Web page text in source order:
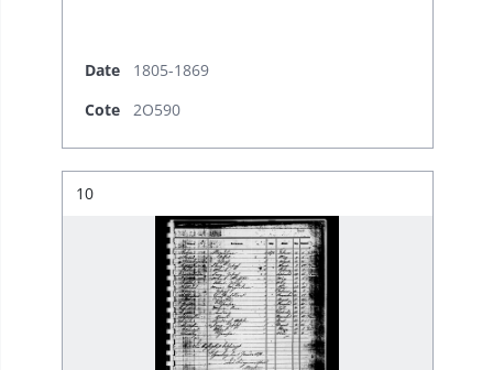
Date
1805-1869
Cote
2O590
Résultat n°
10